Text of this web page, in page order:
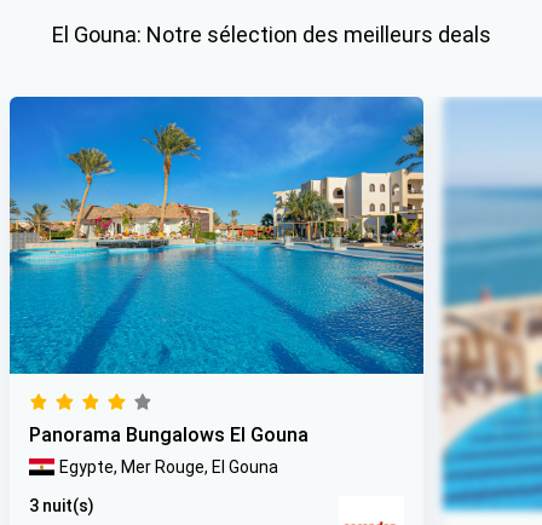
El Gouna: Notre sélection des meilleurs deals
Panorama Bungalows El Gouna
Egypte, Mer Rouge, El Gouna
3 nuit(s)